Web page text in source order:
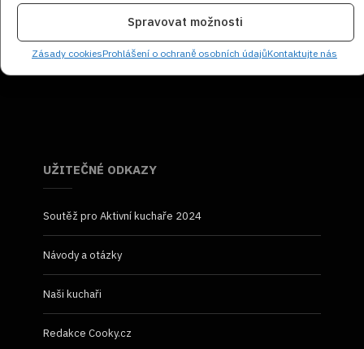
Spravovat možnosti
Zásady cookiesProhlášení o ochraně osobních údajůKontaktujte nás
NEZMEŠKEJTE ŽÁDNÝ RECEPT!
UŽITEČNÉ ODKAZY
Soutěž pro Aktivní kuchaře 2024
Návody a otázky
Naši kuchaři
Redakce Cooky.cz